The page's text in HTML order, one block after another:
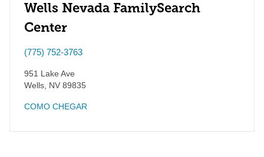
Wells Nevada FamilySearch
Center
(775) 752-3763
951 Lake Ave
Wells NV 89835
COMO CHEGAR